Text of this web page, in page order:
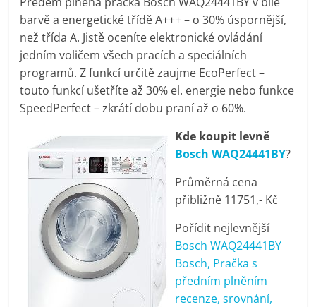
pračky,
televize,
notebooky,
mobilní
telefony,
kávovary,
bazény
barvě a energetické třídě A+++ – o 30% úspornější,
než třída A. Jistě oceníte elektronické ovládání
jedním voličem všech pracích a speciálních
programů. Z funkcí určitě zaujme EcoPerfect –
touto funkcí ušetříte až 30% el. energie nebo funkce
SpeedPerfect – zkrátí dobu praní až o 60%.
Kde koupit levně
Bosch WAQ24441BY?
Průměrná cena
přibližně 11751,- Kč
Pořídit nejlevnější
Bosch WAQ24441BY
Bosch, Pračka s
předním plněním
recenze, srovnání,